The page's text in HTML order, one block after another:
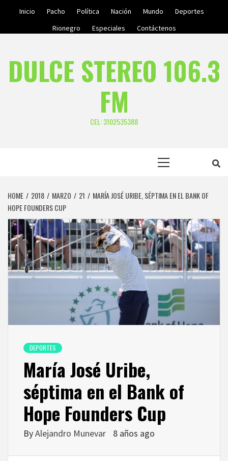
Inicio Pacho Política Nación Mundo
Deportes
Rionegro
Especiales Contáctenos
DULCE STEREO 106.3
FM
CEL: 3102535388
HOME 2018 MARZO 21
MARÍA JOSÉ URIBE, SÉPTIMA EN EL BANK OF
HOPE FOUNDERS CUP
DEPORTES
María José Uribe,
séptima en el Bank of
Hope Founders Cup
ByAlejandro Munevar 8 años ago